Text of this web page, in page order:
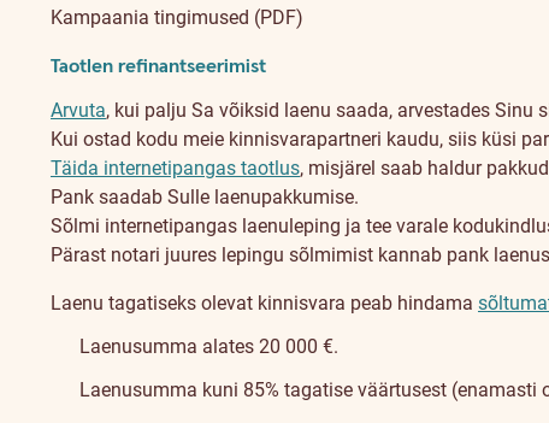
Kampaania tingimused (PDF)
Taotlen refinantseerimist
Arvuta, kui palju Sa võiksid laenu saada, arvestades Sinu
Kui ostad kodu meie kinnisvarapartneri kaudu, siis küsi
Täida internetipangas taotlus, misjärel saab haldur
Pank saadab Sulle laenupakkumise.
Sõlmi internetipangas laenuleping ja tee varale
Pärast notari juures lepingu sõlmimist kannab pank
Laenu tagatiseks olevat kinnisvara peab hindama
Laenusumma alates 20 000 €.
Laenusumma kuni 85% tagatise väärtusest (enamasti